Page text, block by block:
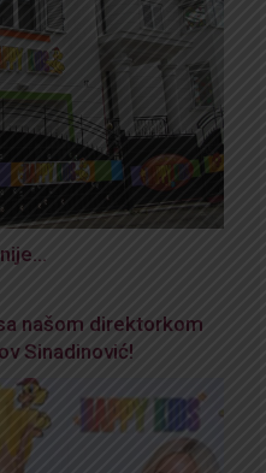
našom direktorkom
Sinadinović!